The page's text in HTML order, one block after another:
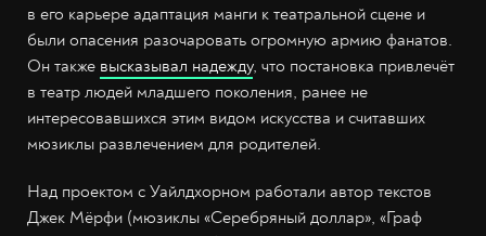
в его карьере адаптация манги к театральной сцене и
были опасения разочаровать огромную армию фанатов.
Он также высказывал надежду, что постановка привлечёт
в театр людей младшего поколения, ранее не
интересовавшихся этим видом искусства и считавших
мюзиклы развлечением для родителей.
Над проектом с Уайлдхорном работали автор текстов
Джек Мёрфи (мюзиклы «Серебряный доллар», «Граф